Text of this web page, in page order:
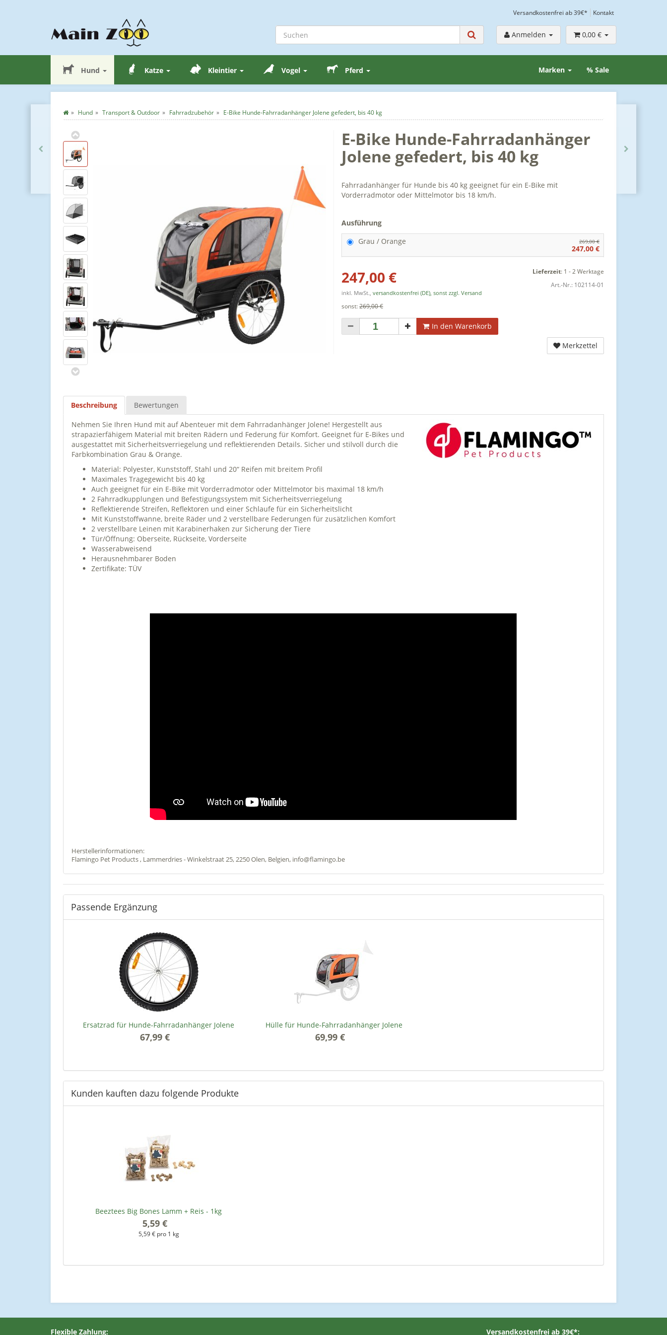
Versandkostenfrei ab 39€* Kontakt
Anmelden 0,00 €
Hund Katze Kleintier Vogel Pferd % Sale
Marken
Hund Transport & Outdoor Fahrradzubehör E-Bike Hunde-Fahrradanhänger Jolene gefedert, bis 40 kg
E-Bike Hunde-Fahrradanhänger
Jolene gefedert, bis 40 kg
Fahrradanhänger für Hunde bis 40 kg geeignet für ein E-Bike mit
Vorderradmotor oder Mittelmotor bis 18 km/h.
Ausführung
Grau / Orange
269,00 €
247,00 €
247,00 €
inkl. MwSt., versandkostenfrei (DE), sonst zzgl. Versand
sonst:269,00 €
Lieferzeit: 1 - 2 Werktage
Art.-Nr.: 102114-01
In den Warenkorb
Merkzettel
Beschreibung Bewertungen
Nehmen Sie Ihren Hund mit auf Abenteuer mit dem Fahrradanhänger Jolene! Hergestellt aus
strapazierfähigem Material mit breiten Rädern und Federung für Komfort. Geeignet für E-Bikes und
ausgestattet mit Sicherheitsverriegelung und reflektierenden Details. Sicher und stilvoll durch die
Farbkombination Grau & Orange.
Material: Polyester, Kunststoff, Stahl und 20“ Reifen mit breitem Profil
Maximales Tragegewicht bis 40 kg
Auch geeignet für ein E-Bike mit Vorderradmotor oder Mittelmotor bis maximal 18 km/h
2 Fahrradkupplungen und Befestigungssystem mit Sicherheitsverriegelung
Reflektierende Streifen, Reflektoren und einer Schlaufe für ein Sicherheitslicht
Mit Kunststoffwanne, breite Räder und 2 verstellbare Federungen für zusätzlichen Komfort
2 verstellbare Leinen mit Karabinerhaken zur Sicherung der Tiere
Tür/Öffnung: Oberseite, Rückseite, Vorderseite
Wasserabweisend
Herausnehmbarer Boden
Zertifikate: TÜV
Herstellerinformationen:
Flamingo Pet Products , Lammerdries - Winkelstraat 25, 2250 Olen, Belgien, info@flamingo.be
Passende Ergänzung
Ersatzrad für Hunde-Fahrradanhänger Jolene
67,99 €
Hülle für Hunde-Fahrradanhänger Jolene
69,99 €
Kunden kauften dazu folgende Produkte
Beeztees Big Bones Lamm + Reis - 1kg
5,59 €
5,59 € pro 1 kg
Flexible Zahlung: Versandkostenfrei ab 39€*: